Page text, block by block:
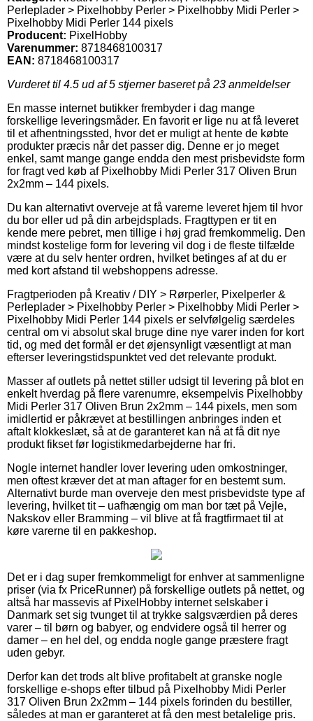
Perleplader > Pixelhobby Perler > Pixelhobby Midi Perler >
Pixelhobby Midi Perler 144 pixels
Producent: PixelHobby
Varenummer: 8718468100317
EAN: 8718468100317
Vurderet til 4.5 ud af 5 stjerner baseret på 23 anmeldelser
En masse internet butikker frembyder i dag mange
forskellige leveringsmåder. En favorit er lige nu at få leveret
til et afhentningssted, hvor det er muligt at hente de købte
produkter præcis når det passer dig. Denne er jo meget
enkel, samt mange gange endda den mest prisbevidste form
for fragt ved køb af Pixelhobby Midi Perler 317 Oliven Brun
2x2mm – 144 pixels.
Du kan alternativt overveje at få varerne leveret hjem til hvor
du bor eller ud på din arbejdsplads. Fragttypen er tit en
kende mere pebret, men tillige i høj grad fremkommelig. Den
mindst kostelige form for levering vil dog i de fleste tilfælde
være at du selv henter ordren, hvilket betinges af at du er
med kort afstand til webshoppens adresse.
Fragtperioden på Kreativ / DIY > Rørperler, Pixelperler &
Perleplader > Pixelhobby Perler > Pixelhobby Midi Perler >
Pixelhobby Midi Perler 144 pixels er selvfølgelig særdeles
central om vi absolut skal bruge dine nye varer inden for kort
tid, og med det formål er det øjensynligt væsentligt at man
efterser leveringstidspunktet ved det relevante produkt.
Masser af outlets på nettet stiller udsigt til levering på blot en
enkelt hverdag på flere varenumre, eksempelvis Pixelhobby
Midi Perler 317 Oliven Brun 2x2mm – 144 pixels, men som
imidlertid er påkrævet at bestillingen anbringes inden et
aftalt klokkeslæt, så at de garanteret kan nå at få dit nye
produkt fikset før logistikmedarbejderne har fri.
Nogle internet handler lover levering uden omkostninger,
men oftest kræver det at man aftager for en bestemt sum.
Alternativt burde man overveje den mest prisbevidste type af
levering, hvilket tit – uafhængig om man bor tæt på Vejle,
Nakskov eller Bramming – vil blive at få fragtfirmaet til at
køre varerne til en pakkeshop.
Det er i dag super fremkommeligt for enhver at sammenligne
priser (via fx PriceRunner) på forskellige outlets på nettet, og
altså har massevis af PixelHobby internet selskaber i
Danmark set sig tvunget til at trykke salgsværdien på deres
varer – til børn og babyer, og endvidere også til herrer og
damer – en hel del, og endda nogle gange præstere fragt
uden gebyr.
Derfor kan det trods alt blive profitabelt at granske nogle
forskellige e-shops efter tilbud på Pixelhobby Midi Perler
317 Oliven Brun 2x2mm – 144 pixels forinden du bestiller,
således at man er garanteret at få den mest betalelige pris.